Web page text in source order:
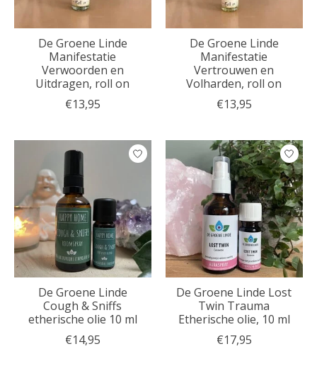
De Groene Linde
Manifestatie
Verwoorden en
Uitdragen, roll on
€13,95
De Groene Linde
Manifestatie
Vertrouwen en
Volharden, roll on
€13,95
De Groene Linde
Cough & Sniffs
etherische olie 10 ml
€14,95
De Groene Linde Lost
Twin Trauma
Etherische olie, 10 ml
€17,95